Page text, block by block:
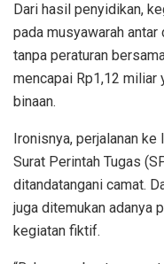
Dari hasil penyidikan,
pada musyawarah
tanpa peraturan
mencapai Rp1,12 miliar
binaan.
Ironisnya, perjalanan
Surat Perintah Tugas
ditandatangani camat.
juga ditemukan adanya
kegiatan fiktif.